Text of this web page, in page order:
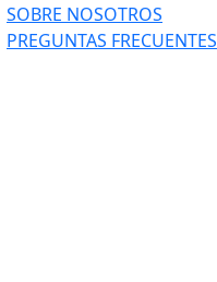
SOBRE NOSOTROS
PREGUNTAS FRECUENTES